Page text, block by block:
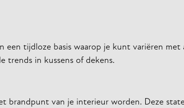
tijdloze basis waarop je kunt variëren met
trends in kussens of dekens.
brandpunt van je interieur worden. Deze